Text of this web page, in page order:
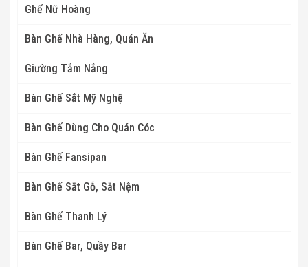
Ghế Nữ Hoàng
Bàn Ghế Nhà Hàng, Quán Ăn
Giường Tắm Nắng
Bàn Ghế Sắt Mỹ Nghệ
Bàn Ghế Dùng Cho Quán Cóc
Bàn Ghế Fansipan
Bàn Ghế Sắt Gỗ, Sắt Nệm
Bàn Ghế Thanh Lý
Bàn Ghế Bar, Quầy Bar